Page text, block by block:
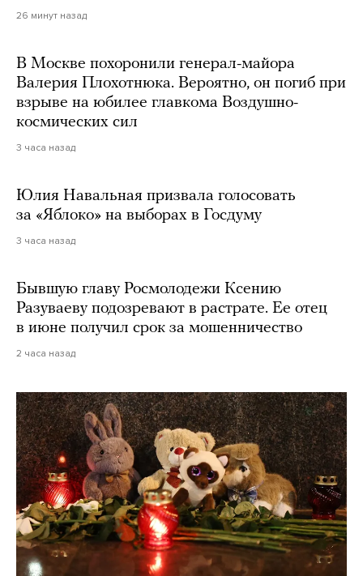
26 минут назад
В Москве похоронили генерал-майора
Валерия Плохотнюка. Вероятно, он погиб при
взрыве на юбилее главкома Воздушно-
космических сил
3 часа назад
Юлия Навальная призвала голосовать
за «Яблоко» на выборах в Госдуму
3 часа назад
Бывшую главу Росмолодежи Ксению
Разуваеву подозревают в растрате. Ее отец
в июне получил срок за мошенничество
2 часа назад